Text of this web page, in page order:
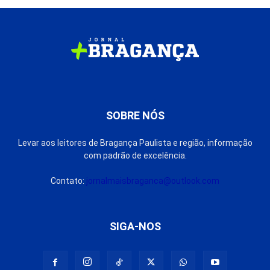
SOBRE NÓS
Levar aos leitores de Bragança Paulista e região, informação
com padrão de excelência.
Contato: jornalmaisbraganca@outlook.com
SIGA-NOS